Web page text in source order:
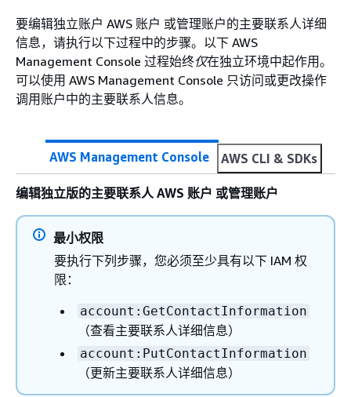
要编辑独立账户 AWS 账户 或管理账户的主要联系人详细
信息，请执行以下过程中的步骤。以下 AWS
Management Console 过程始终仅在独立环境中起作用。
可以使用 AWS Management Console 只访问或更改操作
调用账户中的主要联系人信息。
AWS Management Console AWS CLI & SDKs
编辑独立版的主要联系人 AWS 账户 或管理账户
最小权限
要执行下列步骤，您必须至少具有以下 IAM 权
限：
account:GetContactInformation
（查看主要联系人详细信息）
account:PutContactInformation
（更新主要联系人详细信息）